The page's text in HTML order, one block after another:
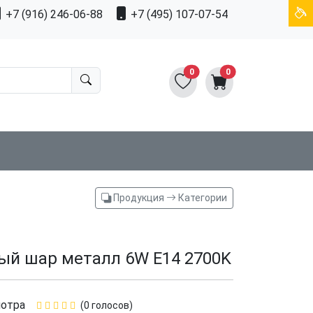
+7 (916) 246-06-88 +7 (495) 107-07-54
0 0
Продукция Категории
шар металл 6W E14 2700K
(0 голосов)